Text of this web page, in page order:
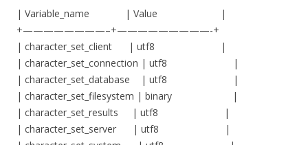
| Variable_name | Value |
+————————–+—————————-+
| character_set_client | utf8 |
| character_set_connection | utf8 |
| character_set_database | utf8 |
| character_set_filesystem | binary |
| character_set_results | utf8 |
| character_set_server | utf8 |